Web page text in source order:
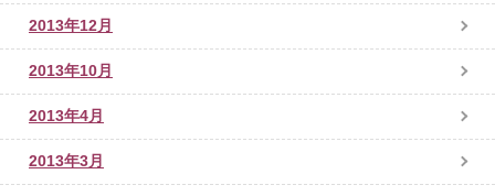
2013年12月
2013年10月
2013年4月
2013年3月